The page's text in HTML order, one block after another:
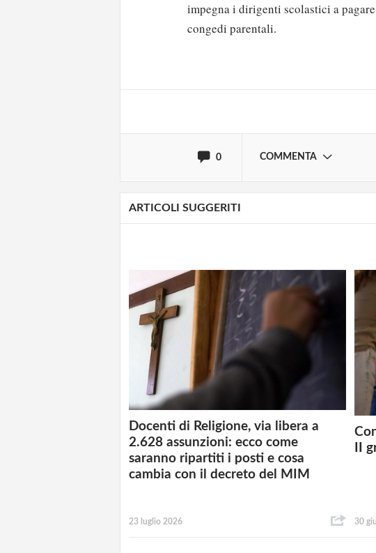
impegna i dirigenti scolastici a
congedi parentali.
0 COMMENTA
Solo gli utenti registrati
ARTICOLI SUGGERITI
Docenti di Religione, via libera a
2.628 assunzioni: ecco come
saranno ripartiti i posti e cosa
cambia con il decreto del MIM
23 luglio 2026
II
30